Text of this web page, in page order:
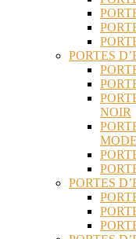
PORTES
NOIR
PORTES